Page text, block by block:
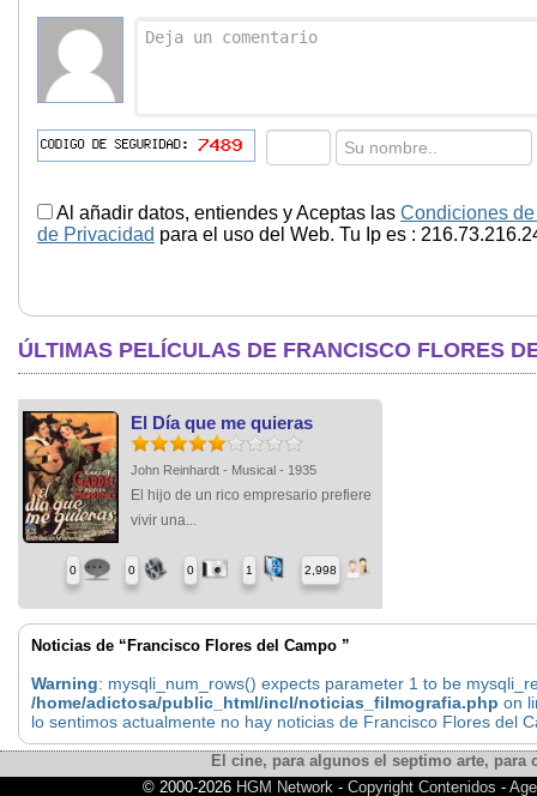
Al añadir datos, entiendes y Aceptas las Condiciones
de Privacidad para el uso del Web. Tu Ip es :
ÚLTIMAS PELÍCULAS DE FRANCISCO FLORES
El Día que me quieras
John Reinhardt - Musical - 1935
El hijo de un rico empresario prefiere
vivir una...
0 0 0 1 2,998
Noticias de “Francisco Flores del Campo ”
Warning: mysqli_num_rows() expects parameter 1 to be
/home/adictosa/public_html/incl/noticias_filmografia.php on
lo sentimos actualmente no hay noticias de Francisco Flores del
El cine, para algunos el septimo arte,
© 2000-2026 HGM Network- Copyright Contenidos -